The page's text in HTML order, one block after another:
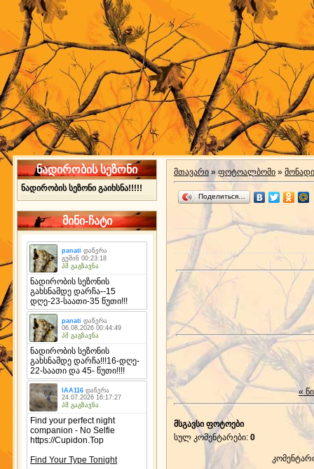
ნადირობის სეზონი
ნადირობის სეზონი გაიხსნა!!!!!
მინი-ჩატი
მთავარი » ფოტოალბომი »
Поделиться…
«
მსგავსი ფოტოები
სულ კომენტარები: 0